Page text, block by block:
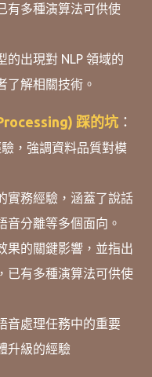
有多種演算法可供使
的出現對 NLP 領域的
了解相關技術。
踩的坑 ：
，強調資料品質對模
實務經驗，涵蓋了說話
音分離等多個面向。
果的關鍵影響，並指出
已有多種演算法可供使
音處理任務中的重要
升級的經驗